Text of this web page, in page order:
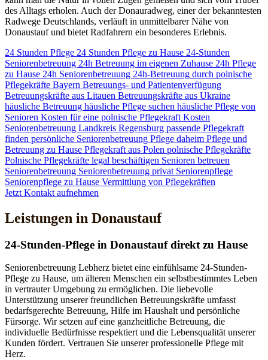
des Alltags erholen. Auch der Donauradweg, einer der bekanntesten
Radwege Deutschlands, verläuft in unmittelbarer Nähe von
Donaustauf und bietet Radfahrern ein besonderes Erlebnis.
24 Stunden Pflege 24 Stunden Pflege zu Hause 24-Stunden
Seniorenbetreuung 24h Betreuung im eigenen Zuhause 24h Pflege
zu Hause 24h Seniorenbetreuung 24h-Betreuung durch polnische
Pflegekräfte Bayern Betreuungs- und Patientenverfügung
Betreuungskräfte aus Litauen Betreuungskräfte aus Ukraine
häusliche Betreuung häusliche Pflege suchen häusliche Pflege von
Senioren Kosten für eine polnische Pflegekraft Kosten
Seniorenbetreuung Landkreis Regensburg passende Pflegekraft
finden persönliche Seniorenbetreuung Pflege daheim Pflege und
Betreuung zu Hause Pflegekraft aus Polen polnische Pflegekräfte
Polnische Pflegekräfte legal beschäftigen Senioren betreuen
Seniorenbetreuung Seniorenbetreuung privat Seniorenpflege
Seniorenpflege zu Hause Vermittlung von Pflegekräften
Jetzt Kontakt aufnehmen
Leistungen in Donaustauf
24-Stunden-Pflege in Donaustauf direkt zu Hause
Seniorenbetreuung Lebherz bietet eine einfühlsame 24-Stunden-
Pflege zu Hause, um älteren Menschen ein selbstbestimmtes Leben
in vertrauter Umgebung zu ermöglichen. Die liebevolle
Unterstützung unserer freundlichen Betreuungskräfte umfasst
bedarfsgerechte Betreuung, Hilfe im Haushalt und persönliche
Fürsorge. Wir setzen auf eine ganzheitliche Betreuung, die
individuelle Bedürfnisse respektiert und die Lebensqualität unserer
Kunden fördert. Vertrauen Sie unserer professionelle Pflege mit
Herz.